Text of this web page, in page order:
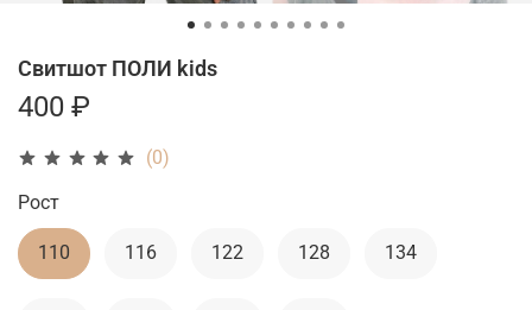
(0)
Свитшот ПОЛИ kids
400 ₽
Рост
110 116 122 128 134